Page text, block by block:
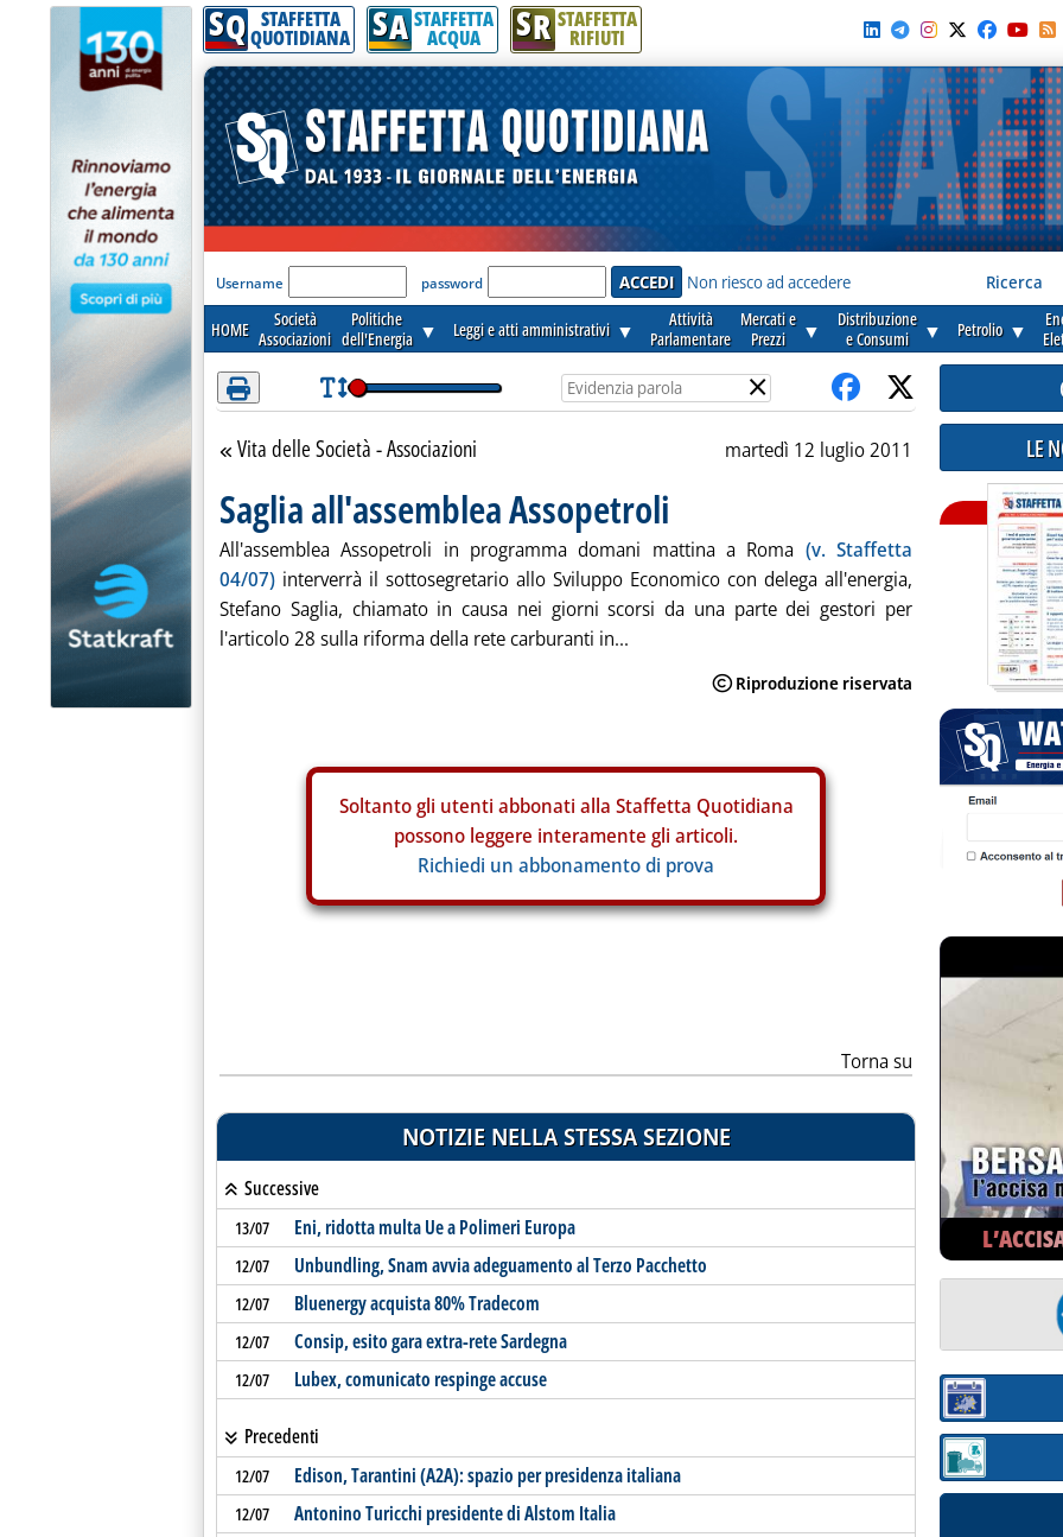
Attenzione! Esegui l'accesso per lèggere interamente la notizia.
SQ STAFFETTA
QUOTIDIANA SA STAFFETTA
ACQUA SR STAFFETTA
RIFIUTI
'Modulo Login per accedere'
Username password Non riesco ad accedere Ricerca
HOME
Società
Associazioni
Politiche
dell'Energia ▼ Leggi e atti amministrativi ▼
Attività
Parlamentare
Mercati e
Prezzi
▼
Distribuzione
e Consumi
▼ Petrolio ▼
×
Torna alla sezione
Vita delle Società - Associazioni martedì 12 luglio 2011
Saglia all'assemblea Assopetroli
All'assemblea Assopetroli in programma domani mattina a Roma (v. Staffetta
04/07) interverrà il sottosegretario allo Sviluppo Economico con delega all'energia,
Stefano Saglia, chiamato in causa nei giorni scorsi da una parte dei gestori per
l'articolo 28 sulla riforma della rete carburanti in...
Soltanto gli utenti abbonati alla Staffetta Quotidiana
possono leggere interamente gli articoli.
Richiedi un abbonamento di prova
Torna su
NOTIZIE NELLA STESSA SEZIONE
Successive
13/07 Eni, ridotta multa Ue a Polimeri Europa
12/07 Unbundling, Snam avvia adeguamento al Terzo Pacchetto
12/07 Bluenergy acquista 80% Tradecom
12/07 Consip, esito gara extra-rete Sardegna
12/07 Lubex, comunicato respinge accuse
Precedenti
12/07 Edison, Tarantini (A2A): spazio per presidenza italiana
12/07 Antonino Turicchi presidente di Alstom Italia
LE
Sezione:
Sezione: